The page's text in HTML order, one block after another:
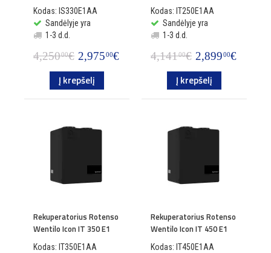
Kodas: IS330E1AA
Sandėlyje yra
1-3 d.d.
4,25000€ 2,97500€
Į krepšelį
Kodas: IT250E1AA
Sandėlyje yra
1-3 d.d.
4,14100€ 2,89900€
Į krepšelį
Rekuperatorius Rotenso
Wentilo Icon IT 350 E1
Kodas: IT350E1AA
Rekuperatorius Rotenso
Wentilo Icon IT 450 E1
Kodas: IT450E1AA